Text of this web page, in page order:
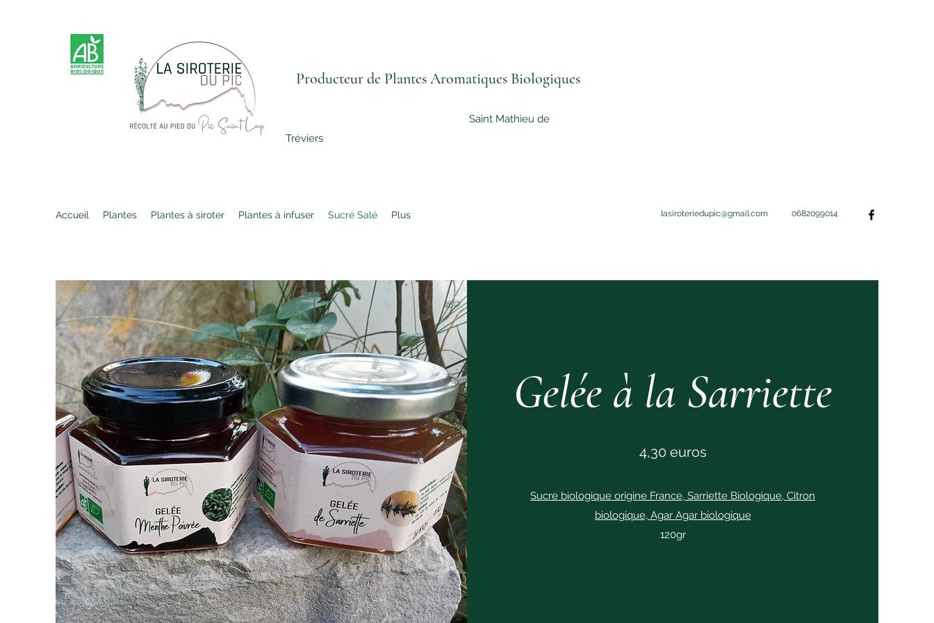
Producteur de Plantes Aromatiques Biologiques
Saint Mathieu de
Tréviers
Accueil Plantes Plantes à siroter Plantes à infuser Sucré Salé Plus lasiroteriedupic@gmail.com 0682099014
Gelée à la Sarriette
4,30 euros
Sucre biologique origine France, Sarriette Biologique, Citron
biologique, Agar Agar biologique
120gr